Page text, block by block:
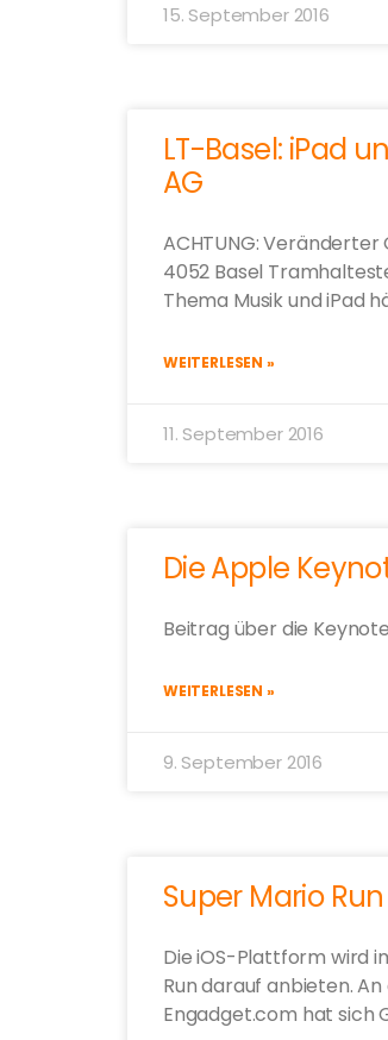
15. September 2016
LT-Basel: iPad
AG
ACHTUNG:
4052 Basel
Thema Musik und iPad
WEITERLESEN »
11. September 2016
Die Apple
Beitrag über die
WEITERLESEN »
9. September 2016
Super Mario Run
Die iOS-Plattform wird
Run darauf anbieten.
Engadget.com hat sich